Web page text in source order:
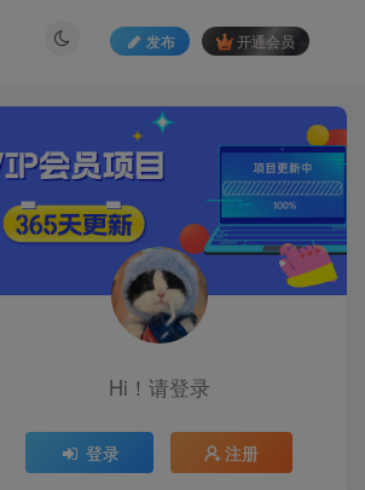
发布 开通会员
Hi！请登录
登录 注册